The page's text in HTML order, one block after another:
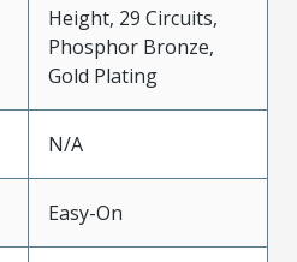
Height, 29 Circuits,
Phosphor Bronze,
Gold Plating
N/A
Easy-On